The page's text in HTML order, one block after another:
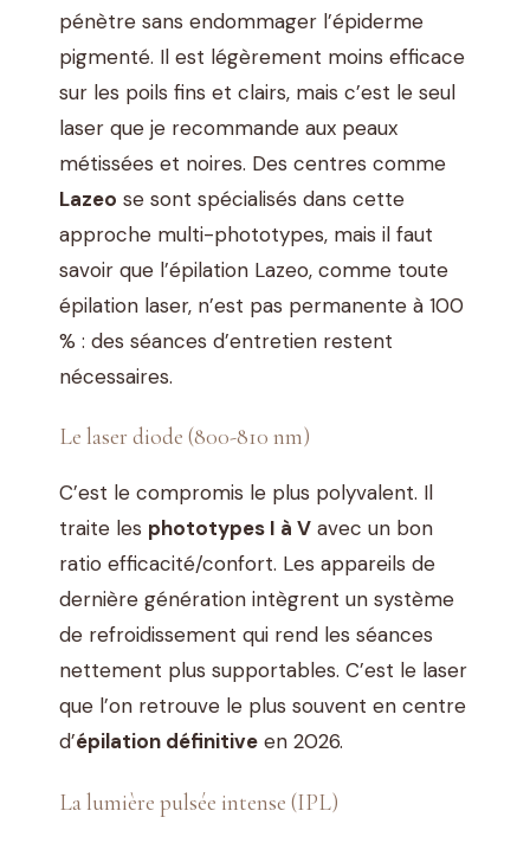
pénètre sans endommager l’épiderme
pigmenté. Il est légèrement moins efficace
sur les poils fins et clairs, mais c’est le seul
laser que je recommande aux peaux
métissées et noires. Des centres comme
Lazeo se sont spécialisés dans cette
approche multi-phototypes, mais il faut
savoir que l’épilation Lazeo, comme toute
épilation laser, n’est pas permanente à 100
% : des séances d’entretien restent
nécessaires.
Le laser diode (800-810 nm)
C’est le compromis le plus polyvalent. Il
traite les phototypes I à V avec un bon
ratio efficacité/confort. Les appareils de
dernière génération intègrent un système
de refroidissement qui rend les séances
nettement plus supportables. C’est le laser
que l’on retrouve le plus souvent en centre
d’épilation définitive en 2026.
La lumière pulsée intense (IPL)